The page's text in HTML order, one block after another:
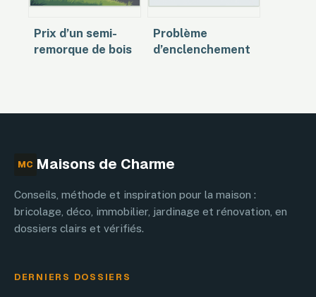
Prix d’un semi-
remorque de bois
Problème
d’enclenchement
solutions
MC Maisons de Charme
Conseils, méthode et inspiration pour la maison :
bricolage, déco, immobilier, jardinage et rénovation, en
dossiers clairs et vérifiés.
DERNIERS DOSSIERS